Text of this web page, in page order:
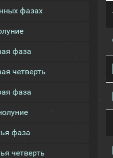
фазах
фаза
четверть
фаза
фаза
четверть